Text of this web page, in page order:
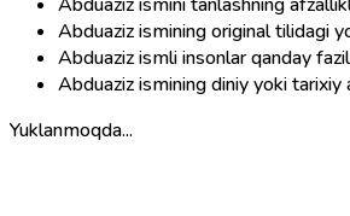
Abduaziz ismining original tilidagi
Abduaziz ismli insonlar qanday
Abduaziz ismining diniy yoki tarixiy
Yuklanmoqda...